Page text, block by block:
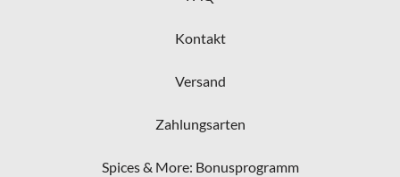
Kontakt
Versand
Zahlungsarten
Spices & More: Bonusprogramm